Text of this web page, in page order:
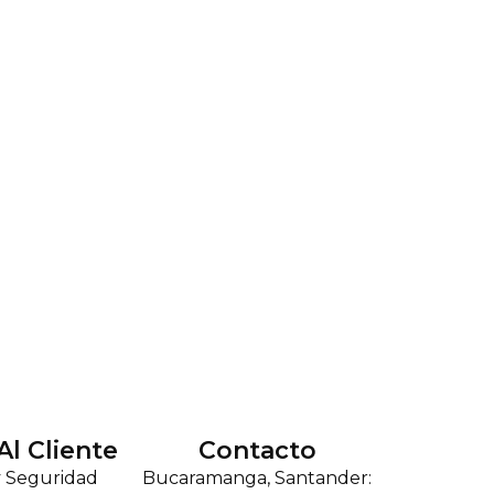
Cliente
Seguridad
Contacto
Bucaramanga, Santander: